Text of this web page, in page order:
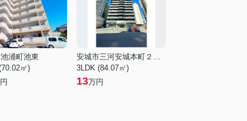
浦町池東
㎡)
安城市三河安城本町２丁目
3LDK (84.07㎡)
13万円